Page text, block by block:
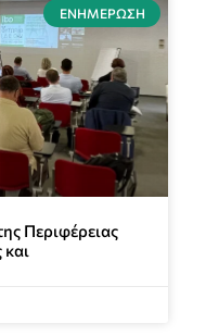
ΕΝΗΜΈΡΩΣΗ
Περιφέρειας
και